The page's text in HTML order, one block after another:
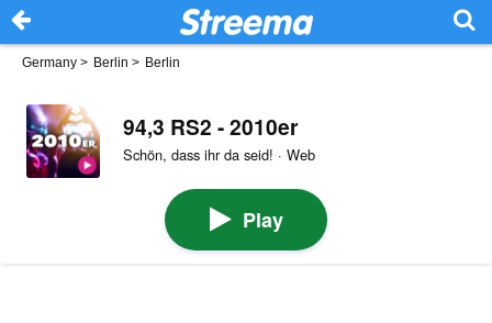
Germany > Berlin > Berlin
94,3 RS2 - 2010er
Schön, dass ihr da seid! · Web
Play